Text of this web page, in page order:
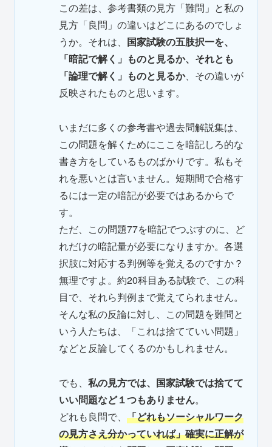
この差は、参考書類の見方「難問」と私の
見方「良問」の違いはどこにあるのでしょ
うか。それは、 国家試験の五肢択一を、
「暗記で解く」ものと見るか、それとも
「論理で解く」ものと見るか、その違いが
反映されたものと思います。
いまだに多くの参考書や過去問解説集は、
この問題を解くためにここを暗記しろ的な
書き方をしているものばかりです。私もそ
れを悪いとは言いません。短期間で合格す
るには一定の暗記が必要ではあるからで
す。
ただ、この問題77を暗記でつぶすのに、ど
れだけの暗記量が必要になりますか。各選
択肢に対応する判例等を覚えるのですか？
無理ですよ。約20科目ある試験で、この科
目で、それら判例まで覚えてられません。
そんな私の反論に対し、この問題を難問と
いう人たちは、「これは捨てていい問題」
などと反論してくるのかもしれません。
でも、 私の見方では、国家試験では捨てて
いい問題など１つもありません。
どれも良問で、 「どれもソーシャルワーク
の見方さえ分かっていれば」確実に正解が